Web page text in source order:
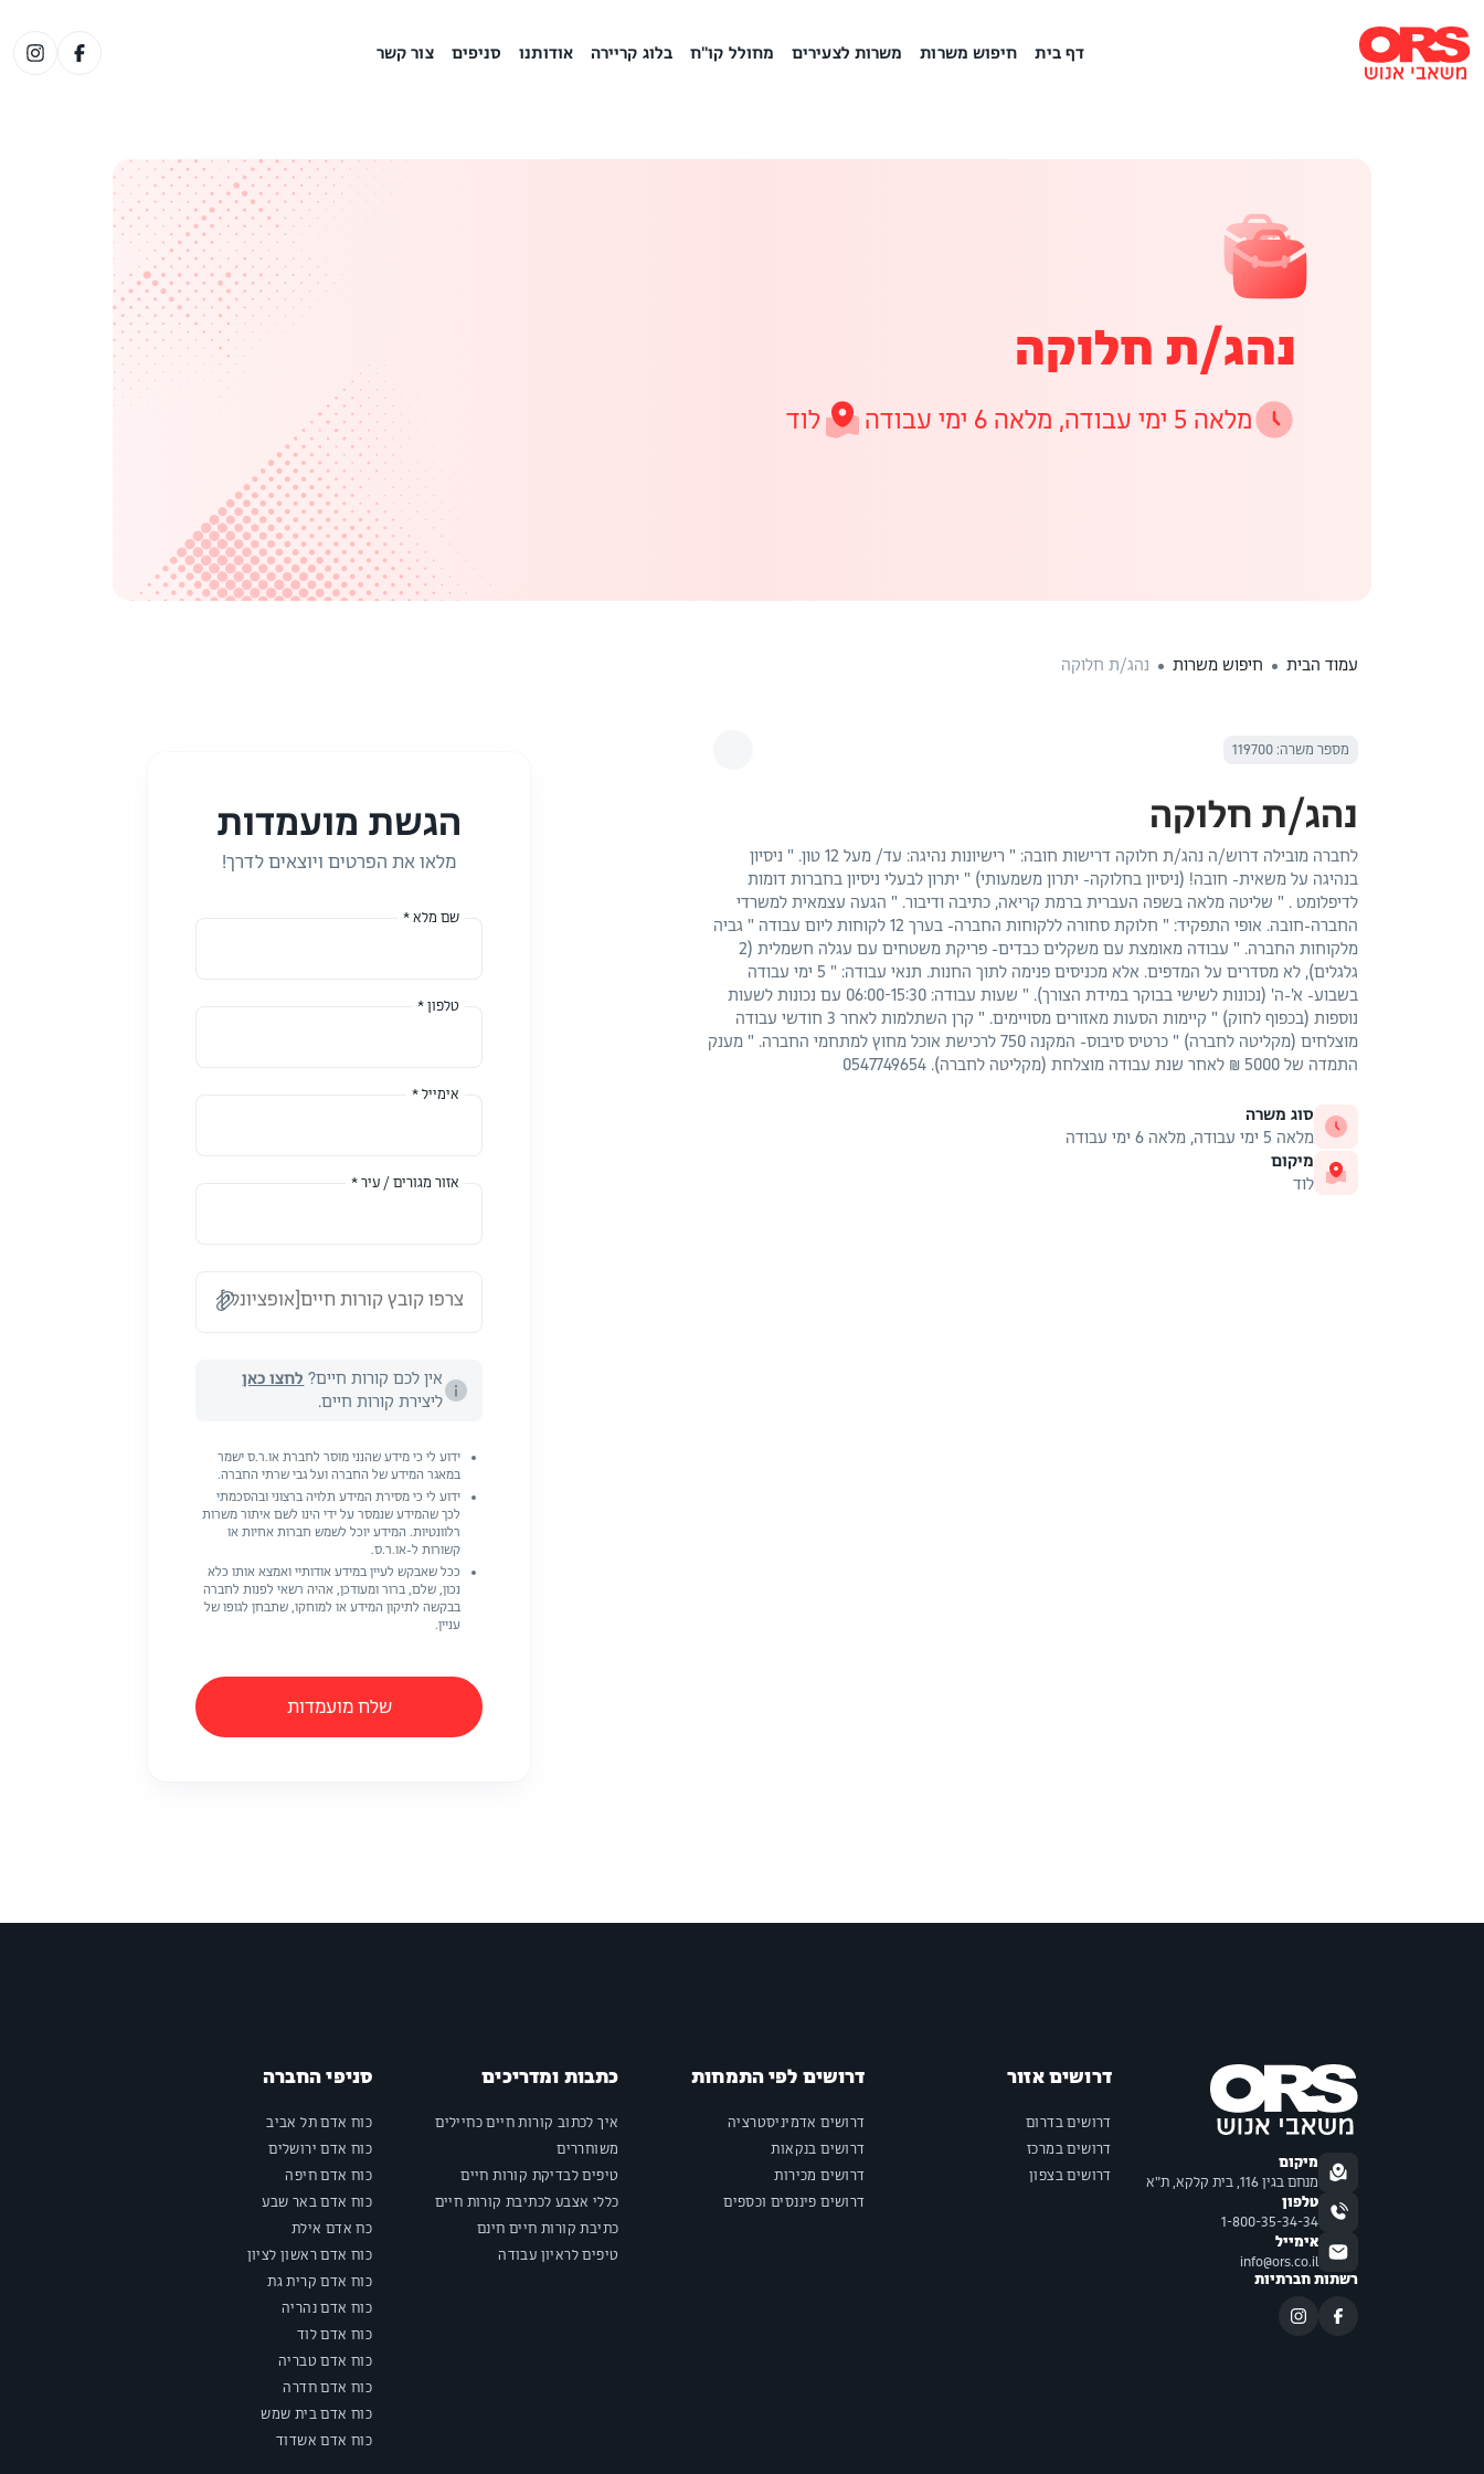
דף בית חיפוש משרות משרות לצעירים מחולל קו"ח בלוג קריירה אודותנו סניפים צור קשר
נהג/ת חלוקה
מלאה 5 ימי עבודה, מלאה 6 ימי עבודה לוד
עמוד הבית חיפוש משרות נהג/ת חלוקה
מספר משרה: 119700
נהג/ת חלוקה
לחברה מובילה דרוש/ה נהג/ת חלוקה דרישות חובה: " רישיונות נהיגה: עד/ מעל 12 טון. " ניסיון
בנהיגה על משאית- חובה! (ניסיון בחלוקה- יתרון משמעותי) " יתרון לבעלי ניסיון בחברות דומות
לדיפלומט . " שליטה מלאה בשפה העברית ברמת קריאה, כתיבה ודיבור. " הגעה עצמאית למשרדי
החברה-חובה. אופי התפקיד: " חלוקת סחורה ללקוחות החברה- בערך 12 לקוחות ליום עבודה " גביה
מלקוחות החברה. " עבודה מאומצת עם משקלים כבדים- פריקת משטחים עם עגלה חשמלית (2
גלגלים), לא מסדרים על המדפים. אלא מכניסים פנימה לתוך החנות. תנאי עבודה: " 5 ימי עבודה
בשבוע- א'-ה' (נכונות לשישי בבוקר במידת הצורך). " שעות עבודה: 06:00-15:30 עם נכונות לשעות
נוספות (בכפוף לחוק) " קיימות הסעות מאזורים מסויימים. " קרן השתלמות לאחר 3 חודשי עבודה
מוצלחים (מקליטה לחברה) " כרטיס סיבוס- המקנה 750 לרכישת אוכל מחוץ למתחמי החברה. " מענק
התמדה של 5000 ₪ לאחר שנת עבודה מוצלחת (מקליטה לחברה). 0547749654
סוג משרה
מלאה 5 ימי עבודה, מלאה 6 ימי עבודה
מיקום
לוד
הגשת מועמדות
מלאו את הפרטים ויוצאים לדרך!
שם מלא *
טלפון *
אימייל *
אזור מגורים / עיר *
צרפו קובץ קורות חיים[אופציונלי]
אין לכם קורות חיים? לחצו כאן
ליצירת קורות חיים.
ידוע לי כי מידע שהנני מוסר לחברת או.ר.ס ישמר
במאגר המידע של החברה ועל גבי שרתי החברה.
ידוע לי כי מסירת המידע תלויה ברצוני ובהסכמתי
לכך שהמידע שנמסר על ידי הינו לשם איתור משרות
רלוונטיות. המידע יוכל לשמש חברות אחיות או
קשורות ל-או.ר.ס.
ככל שאבקש לעיין במידע אודותיי ואמצא אותו כלא
נכון, שלם, ברור ומעודכן, אהיה רשאי לפנות לחברה
בבקשה לתיקון המידע או למוחקו, שתבחן לגופו של
עניין.
שלח מועמדות
מיקום
מנחם בגין 116, בית קלקא, ת"א
טלפון
1-800-35-34-34
אימייל
info@ors.co.il
רשתות חברתיות
דרושים אזור
דרושים בדרום
דרושים במרכז
דרושים בצפון
דרושים לפי התמחות
דרושים אדמיניסטרציה
דרושים בנקאות
דרושים מכירות
דרושים פיננסים וכספים
כתבות ומדריכים
איך לכתוב קורות חיים כחיילים
משוחררים
טיפים לבדיקת קורות חיים
כללי אצבע לכתיבת קורות חיים
כתיבת קורות חיים חינם
טיפים לראיון עבודה
סניפי החברה
כוח אדם תל אביב
כוח אדם ירושלים
כוח אדם חיפה
כוח אדם באר שבע
כח אדם אילת
כוח אדם ראשון לציון
כוח אדם קרית גת
כוח אדם נהריה
כוח אדם לוד
כוח אדם טבריה
כוח אדם חדרה
כוח אדם בית שמש
כוח אדם אשדוד